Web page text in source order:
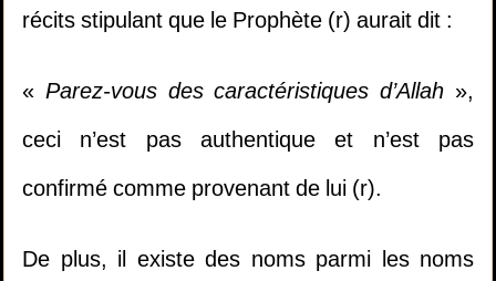
récits stipulant que le Prophète (r) aurait dit :
« Parez-vous des caractéristiques d’Allah »,
ceci n’est pas authentique et n’est pas
confirmé comme provenant de lui (r).
De plus, il existe des noms parmi les noms